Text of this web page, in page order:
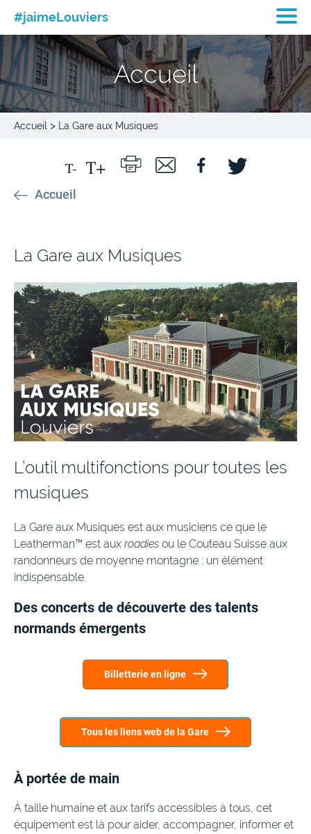
#jaimeLouviers
Accueil
Accueil > La Gare aux Musiques
Accueil
La Gare aux Musiques
L’outil multifonctions pour toutes les
musiques
La Gare aux Musiques est aux musiciens ce que le
Leatherman™ est aux roadies ou le Couteau Suisse aux
randonneurs de moyenne montagne : un élément
indispensable.
Des concerts de découverte des talents
normands émergents
Billetterie en ligne
Tous les liens web de la Gare
À portée de main
À taille humaine et aux tarifs accessibles à tous, cet
équipement est là pour aider, accompagner, informer et